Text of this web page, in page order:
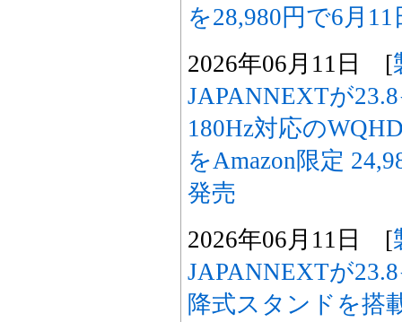
を28,980円で6月
2026年06月11日 [
JAPANNEXTが
180Hz対応の
をAmazon限定
発売
2026年06月11日 [
JAPANNEXTが
降式スタンドを搭